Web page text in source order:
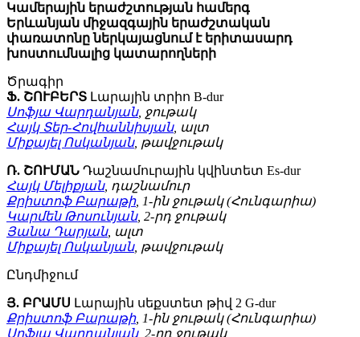
Կամերային երաժշտության համերգ
Երևանյան միջազգային երաժշտական
փառատոնը ներկայացնում է երիտասարդ
խոստումնալից կատարողների
Ծրագիր
Ֆ. ՇՈՒԲԵՐՏ Լարային տրիո B-dur
Սոֆյա Վարդանյան, ջութակ
Հայկ Տեր-Հովհաննիսյան, ալտ
Միքայել Ոսկանյան, թավջութակ
Ռ. ՇՈՒՄԱՆ Դաշնամուրային կվինտետ Es-dur
Հայկ Մելիքյան, դաշնամուր
Քրիստոֆ Բարաթի, 1-ին ջութակ (Հունգարիա)
Կարմեն Թոսունյան, 2-րդ ջութակ
Յանա Դարյան, ալտ
Միքայել Ոսկանյան, թավջութակ
Ընդմիջում
Յ. ԲՐԱՄՍ Լարային սեքստետ թիվ 2 G-dur
Քրիստոֆ Բարաթի, 1-ին ջութակ (Հունգարիա)
Սոֆյա Վարդանյան, 2-րդ ջութակ